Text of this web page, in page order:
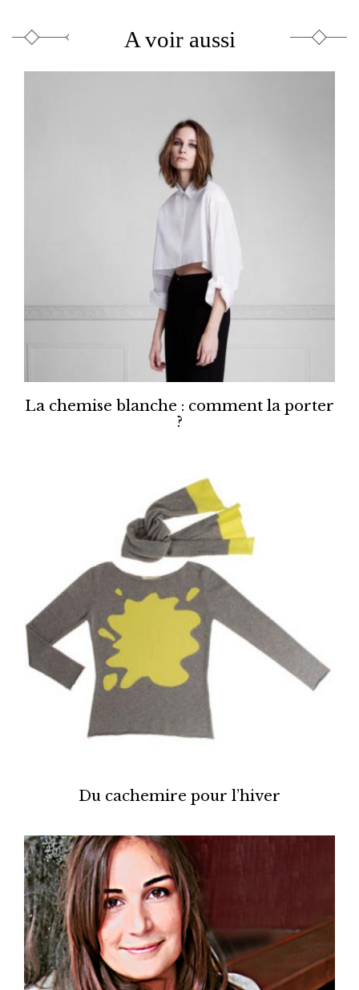
A voir aussi
La chemise blanche : comment la porter
?
Du cachemire pour l’hiver